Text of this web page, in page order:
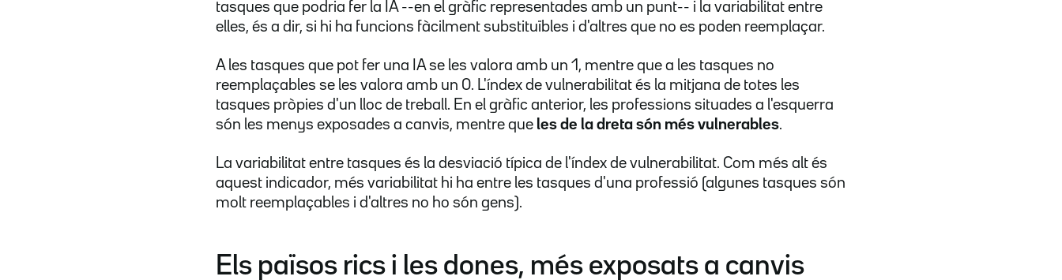
tasques que podria fer la IA --en el gràfic representades amb un punt-- i la variabilitat entre
elles, és a dir, si hi ha funcions fàcilment substituïbles i d'altres que no es poden reemplaçar.
A les tasques que pot fer una IA se les valora amb un 1, mentre que a les tasques no
reemplaçables se les valora amb un 0. L'índex de vulnerabilitat és la mitjana de totes les
tasques pròpies d'un lloc de treball. En el gràfic anterior, les professions situades a l'esquerra
són les menys exposades a canvis, mentre que les de la dreta són més vulnerables.
La variabilitat entre tasques és la desviació típica de l'índex de vulnerabilitat. Com més alt és
aquest indicador, més variabilitat hi ha entre les tasques d'una professió (algunes tasques són
molt reemplaçables i d'altres no ho són gens).
Els països rics i les dones, més exposats a canvis